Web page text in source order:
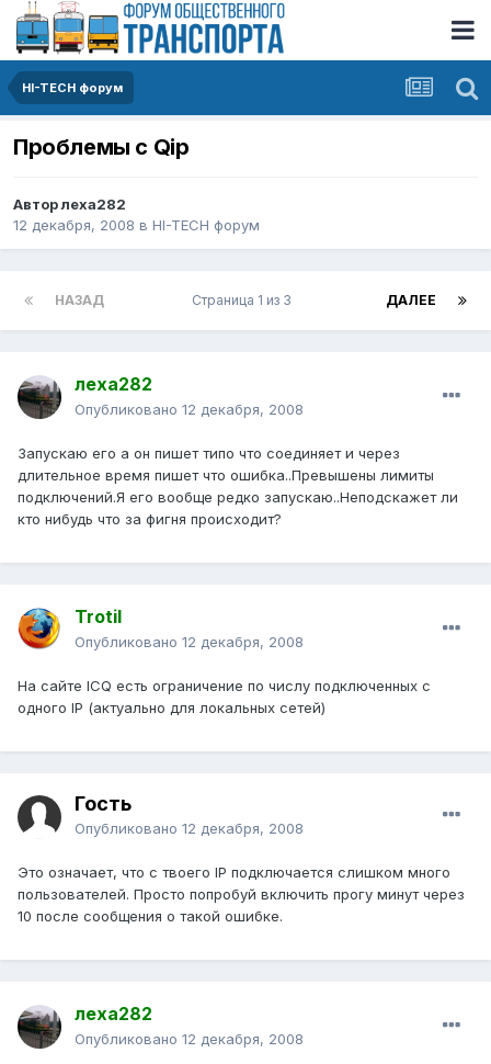
HI-TECH форум
Проблемы с Qip
Авторлеха282
12 декабря, 2008 в HI-TECH форум
НАЗАД ДАЛЕЕ
Страница 1 из 3
леха282
Опубликовано 12 декабря, 2008
Запускаю его а он пишет типо что соединяет и через
длительное время пишет что ошибка..Превышены лимиты
подключений.Я его вообще редко запускаю..Неподскажет ли
кто нибудь что за фигня происходит?
Trotil
Опубликовано 12 декабря, 2008
На сайте ICQ есть ограничение по числу подключенных с
одного IP (актуально для локальных сетей)
Гость
Опубликовано 12 декабря, 2008
Это означает, что с твоего IP подключается слишком много
пользователей. Просто попробуй включить прогу минут через
10 после сообщения о такой ошибке.
леха282
Опубликовано 12 декабря, 2008